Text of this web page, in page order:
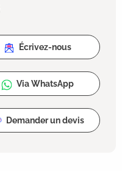
Écrivez-nous
Via WhatsApp
Demander un devis